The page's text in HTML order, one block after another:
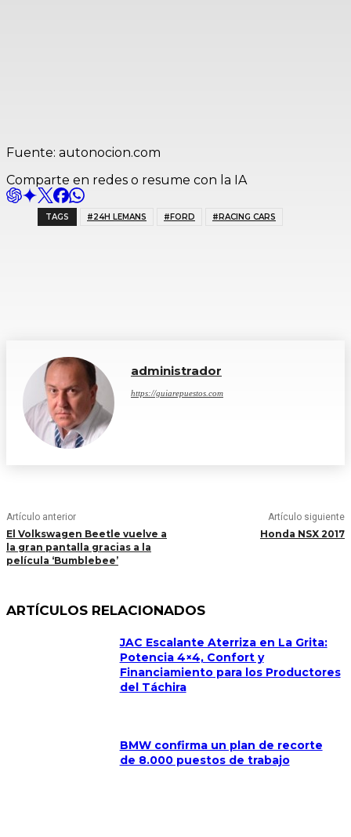
Fuente: autonocion.com
Comparte en redes o resume con la IA
TAGS #24H LEMANS #FORD #RACING CARS
administrador
https://guiarepuestos.com
Artículo anterior
El Volkswagen Beetle vuelve a
la gran pantalla gracias a la
película ‘Bumblebee’
Artículo siguiente
Honda NSX 2017
ARTÍCULOS RELACIONADOS
JAC Escalante Aterriza en La Grita:
Potencia 4×4, Confort y
Financiamiento para los Productores
del Táchira
BMW confirma un plan de recorte
de 8.000 puestos de trabajo